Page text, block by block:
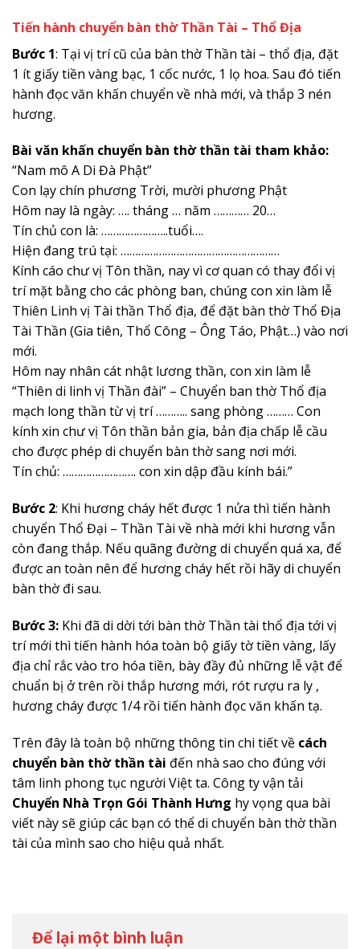
Tiến hành chuyển bàn thờ Thần Tài – Thổ Địa
Bước 1: Tại vị trí cũ của bàn thờ Thần tài – thổ địa, đặt
1 ít giấy tiền vàng bạc, 1 cốc nước, 1 lọ hoa. Sau đó tiến
hành đọc văn khấn chuyển về nhà mới, và thắp 3 nén
hương.
Bài văn khấn chuyển bàn thờ thần tài tham khảo:
“Nam mô A Di Đà Phật”
Con lạy chín phương Trời, mười phương Phật
Hôm nay là ngày: …. tháng … năm ………… 20…
Tín chủ con là: …………………..tuổi….
Hiện đang trú tại: ………………………………………………
Kính cáo chư vị Tôn thần, nay vì cơ quan có thay đổi vị
trí mặt bằng cho các phòng ban, chúng con xin làm lễ
Thiên Linh vị Tài thần Thổ địa, để đặt bàn thờ Thổ Địa
Tài Thần (Gia tiên, Thổ Công – Ông Táo, Phật…) vào nơi
mới.
Hôm nay nhân cát nhật lương thần, con xin làm lễ
“Thiên di linh vị Thần đài” – Chuyển ban thờ Thổ địa
mạch long thần từ vị trí ……….. sang phòng ……… Con
kính xin chư vị Tôn thần bản gia, bản địa chấp lễ cầu
cho được phép di chuyển bàn thờ sang nơi mới.
Tín chủ: ……………………. con xin dập đầu kính bái.”
Bước 2: Khi hương cháy hết được 1 nửa thì tiến hành
chuyển Thổ Đại – Thần Tài về nhà mới khi hương vẫn
còn đang thắp. Nếu quãng đường di chuyển quá xa, để
được an toàn nên để hương cháy hết rồi hãy di chuyển
bàn thờ đi sau.
Bước 3: Khi đã di dời tới bàn thờ Thần tài thổ địa tới vị
trí mới thì tiến hành hóa toàn bộ giấy tờ tiền vàng, lấy
địa chỉ rắc vào tro hóa tiền, bày đầy đủ những lễ vật để
chuẩn bị ở trên rồi thắp hương mới, rót rượu ra ly ,
hương cháy được 1/4 rồi tiến hành đọc văn khấn tạ.
Trên đây là toàn bộ những thông tin chi tiết về cách
chuyển bàn thờ thần tài đến nhà sao cho đúng với
tâm linh phong tục người Việt ta. Công ty vận tải
Chuyển Nhà Trọn Gói Thành Hưng hy vọng qua bài
viết này sẽ giúp các bạn có thể di chuyển bàn thờ thần
tài của mình sao cho hiệu quả nhất.
Để lại một bình luận